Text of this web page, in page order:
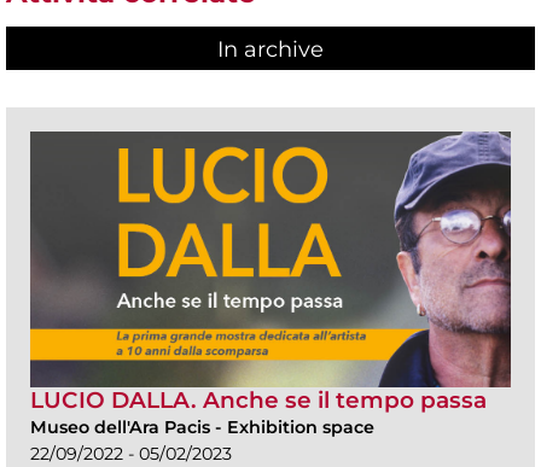
In archive
LUCIO DALLA. Anche se il tempo passa
Museo dell'Ara Pacis - Exhibition space
22/09/2022 - 05/02/2023